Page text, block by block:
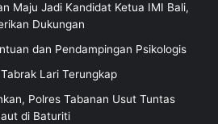
Maju Jadi Kandidat Ketua IMI Bali,
Dukungan
dan Pendampingan Psikologis
Lari Terungkap
Polres Tabanan Usut Tuntas
di Baturiti